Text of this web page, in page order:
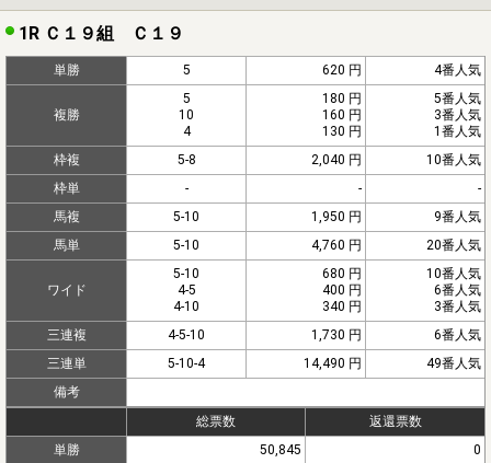
1R Ｃ１９組 Ｃ１９
単勝 5 620 円 4番人気
複勝
5
10
4
180 円
160 円
130 円
5番人気
3番人気
1番人気
枠複
5-8 2,040 円
10番人気
枠単
- -
-
馬複
5-10 1,950 円
9番人気
馬単
5-10 4,760 円 20番人気
ワイド
5-10
4-5
4-10
680 円
400 円
340 円
10番人気
6番人気
3番人気
三連複
4-5-10 1,730 円
6番人気
三連単
5-10-4 14,490 円
49番人気
備考
総票数
返還票数
単勝
50,845
0